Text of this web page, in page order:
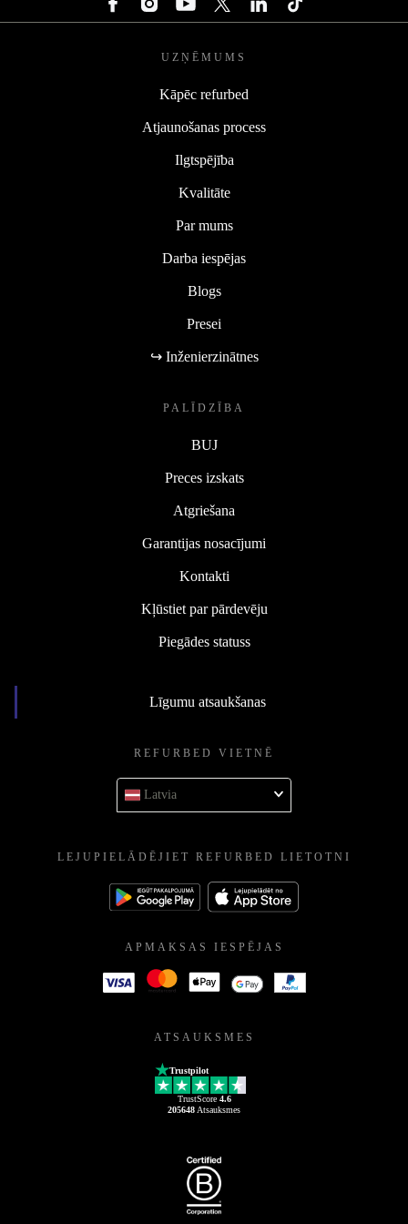
UZŅĒMUMS
Kāpēc refurbed
Atjaunošanas process
Ilgtspējība
Kvalitāte
Par mums
Darba iespējas
Blogs
Presei
↪ Inženierzinātnes
PALĪDZĪBA
BUJ
Preces izskats
Atgriešana
Garantijas nosacījumi
Kontakti
Kļūstiet par pārdevēju
Piegādes statuss
Līgumu atsaukšanas
REFURBED VIETNĒ
Latvia
LEJUPIELĀDĒJIET REFURBED LIETOTNI
APMAKSAS IESPĒJAS
ATSAUKSMES
Trustpilot
TrustScore 4.6
205648 Atsauksmes